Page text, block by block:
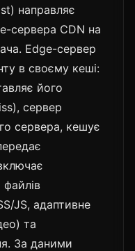
направляє
сервера CDN на
Edge-сервер
в своєму кеші:
його
сервер
сервера, кешує
JS, адаптивне
та
За даними